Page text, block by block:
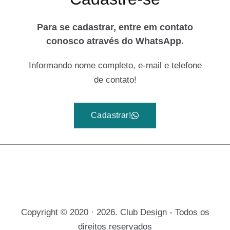
Para se cadastrar, entre em contato
conosco através do WhatsApp.
Informando nome completo, e-mail e telefone
de contato!
Cadastrar!
Copyright © 2020 · 2026. Club Design - Todos os
direitos reservados